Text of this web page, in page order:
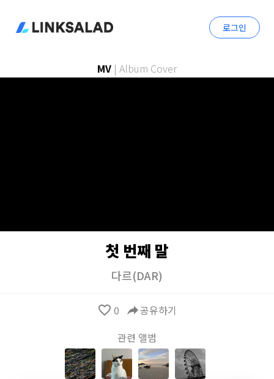
로그인
MV | Album Cover
첫 번째 말
다르(DAR)
favorite_border 0 reply공유하기
관련 앨범